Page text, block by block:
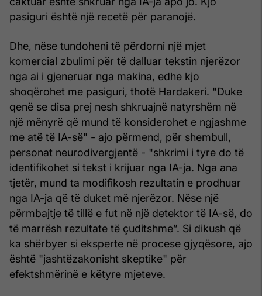
pasiguri është një recetë për paranojë.
Dhe, nëse tundoheni të përdorni një mjet
komercial zbulimi për të dalluar tekstin njerëzor
nga ai i gjeneruar nga makina, edhe kjo
shoqërohet me pasiguri, thotë Hardakeri. "Duke
qenë se disa prej nesh shkruajnë natyrshëm në
një mënyrë që mund të konsiderohet e ngjashme
me atë të IA-së" - ajo përmend, për shembull,
personat neurodivergjentë - "shkrimi i tyre do të
identifikohet si tekst i krijuar nga IA-ja. Nga ana
tjetër, mund ta modifikosh rezultatin e prodhuar
nga IA-ja që të duket më njerëzor. Nëse një
përmbajtje të tillë e fut në një detektor të IA-së, do
të marrësh rezultate të çuditshme”. Si dikush që
ka shërbyer si eksperte në procese gjyqësore, ajo
është "jashtëzakonisht skeptike" për
efektshmërinë e këtyre mjeteve.